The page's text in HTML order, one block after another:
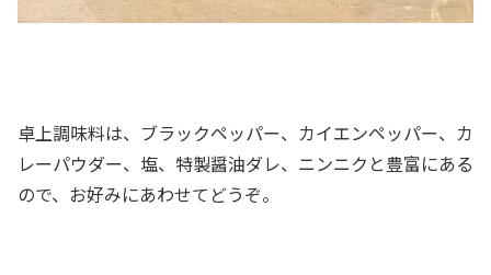
卓上調味料は、ブラックペッパー、カイエンペッパー、カ
レーパウダー、塩、特製醤油ダレ、ニンニクと豊富にある
ので、お好みにあわせてどうぞ。